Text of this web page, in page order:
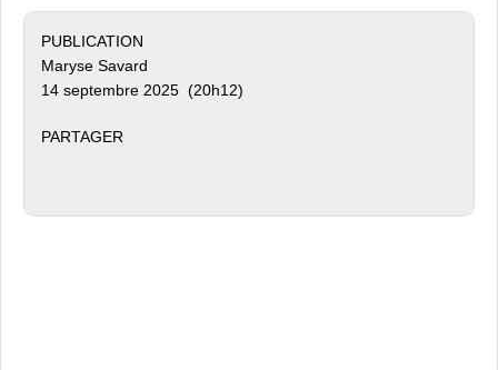
PUBLICATION
Maryse Savard
14 septembre 2025 (20h12)
PARTAGER